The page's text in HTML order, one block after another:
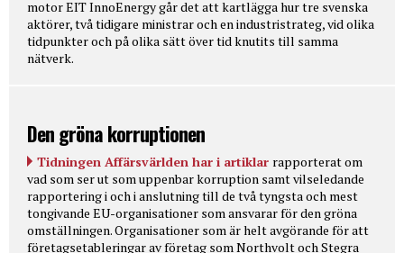
motor EIT InnoEnergy går det att kartlägga hur tre svenska
aktörer, två tidigare ministrar och en industristrateg, vid olika
tidpunkter och på olika sätt över tid knutits till samma
nätverk.
Den gröna korruptionen
Tidningen Affärsvärlden har i artiklar rapporterat om
vad som ser ut som uppenbar korruption samt vilseledande
rapportering i och i anslutning till de två tyngsta och mest
tongivande EU-organisationer som ansvarar för den gröna
omställningen. Organisationer som är helt avgörande för att
företagsetableringar av företag som Northvolt och Stegra